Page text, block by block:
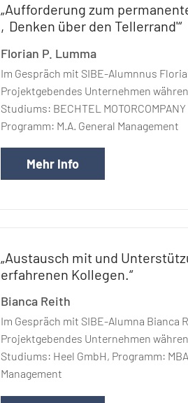
„Aufforderung zum
‚Denken über den Tellerrand'“
Florian P. Lumma
Im Gespräch mit SIBE-Alumnnus
Projektgebendes Unternehmen
Studiums: BECHTEL MOTORCOMPANY
Programm: M.A. General Management
Mehr Info
„Austausch mit und
erfahrenen Kollegen.“
Bianca Reith
Im Gespräch mit SIBE-Alumna Bianca
Projektgebendes Unternehmen
Studiums: Heel GmbH, Programm:
Management